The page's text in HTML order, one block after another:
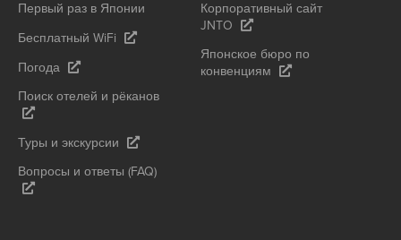
Первый раз в Японии
Бесплатный WiFi
Погода
Поиск отелей и рёканов
Туры и экскурсии
Вопросы и ответы (FAQ)
Корпоративный сайт
JNTO
Японское бюро по
конвенциям